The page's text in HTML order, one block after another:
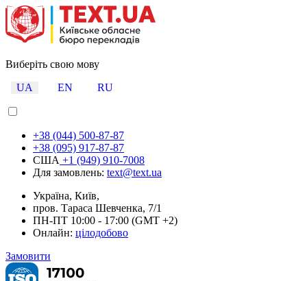
Виберіть свою мову
UA
EN RU
+38 (044) 500-87-87
+38 (095) 917-87-87
США +1 (949) 910-7008
Для замовлень: text@text.ua
Україна, Київ,
пров. Тараса Шевченка, 7/1
ПН-ПТ 10:00 - 17:00 (GMT +2)
Онлайн: цілодобово
Замовити